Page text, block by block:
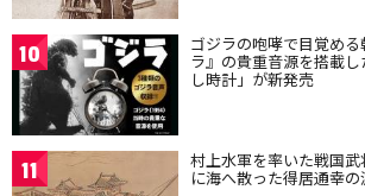
10 ゴジラの咆哮で目覚め
ラ』の貴重音源を搭載
し時計」が新発売
11 村上水軍を率いた戦国
に海へ散った得居通幸